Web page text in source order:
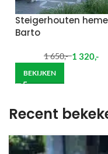
Steigerhouten
Barto
1 650,- 1 320,-
BEKIJKEN
Recent